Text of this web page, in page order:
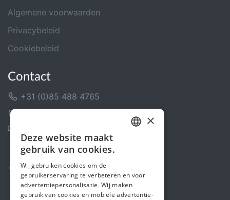
Algemene voorwaarden
Privacybeleid
Cookiebeleid
Contact
+31 (0)85 488 4765
ENGLISH
×
Deze website maakt
gebruik van cookies.
Wij gebruiken cookies om de
gebruikerservaring te verbeteren en voor
advertentiepersonalisatie. Wij maken
gebruik van cookies en mobiele advertentie-